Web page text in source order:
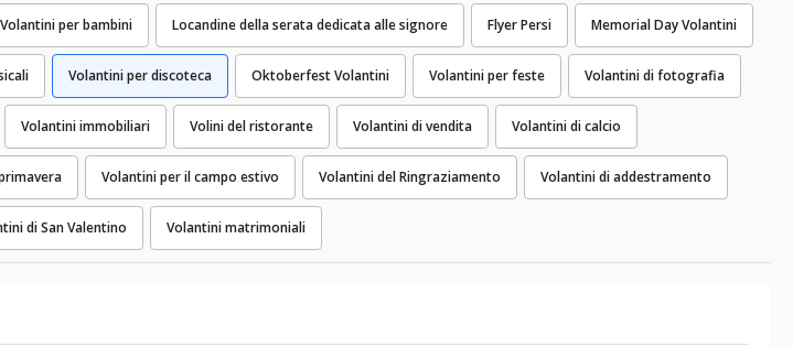
Volantini per bambini Locandine della serata dedicata alle signore Flyer Persi Memorial Day Volantini
Volantini per discoteca Oktoberfest Volantini Volantini per feste Volantini di fotografia
Volantini immobiliari Volini del ristorante Volantini di vendita Volantini di calcio
Volantini per il campo estivo Volantini del Ringraziamento Volantini di addestramento
di San Valentino Volantini matrimoniali